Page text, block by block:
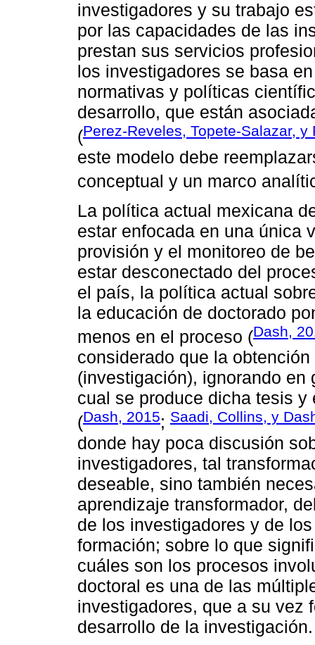
investigadores y su trabajo
por las capacidades de las
prestan sus servicios
los investigadores se basa
normativas y políticas
desarrollo, que están
(Perez-Reveles, Topete-Salazar,
este modelo debe
conceptual y un marco
La política actual mexicana
estar enfocada en una única
provisión y el monitoreo de
estar desconectado del
el país, la política actual
la educación de doctorado
menos en el proceso (Dash,
considerado que la
(investigación), ignorando
cual se produce dicha tesis
(Dash, 2015; Saadi, Collins, y
donde hay poca discusión
investigadores, tal
deseable, sino también
aprendizaje transformador,
de los investigadores y de
formación; sobre lo que
cuáles son los procesos
doctoral es una de las
investigadores, que a su vez
desarrollo de la investigación.